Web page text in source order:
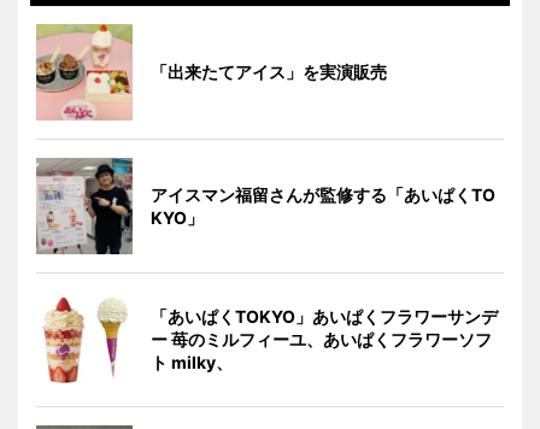
「出来たてアイス」を実演販売
アイスマン福留さんが監修する「あいぱくTO
KYO」
「あいぱくTOKYO」あいぱくフラワーサンデ
ー 苺のミルフィーユ、あいぱくフラワーソフ
ト milky、